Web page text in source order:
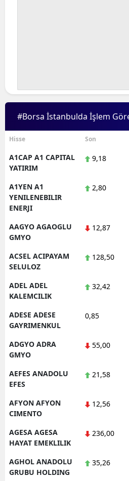
#Borsa İstanbulda İşlem
Hisse Son
A1CAP A1 CAPITAL
YATIRIM
9,18
A1YEN A1
YENILENEBILIR
ENERJI
2,80
AAGYO AGAOGLU
GMYO
12,87
ACSEL ACIPAYAM
SELULOZ
128,50
ADEL ADEL
KALEMCILIK
32,42
ADESE ADESE
GAYRIMENKUL
0,85
ADGYO ADRA
GMYO
55,00
AEFES ANADOLU
EFES
21,58
AFYON AFYON
CIMENTO
12,56
AGESA AGESA
HAYAT EMEKLILIK
236,00
AGHOL ANADOLU
GRUBU HOLDING
35,26